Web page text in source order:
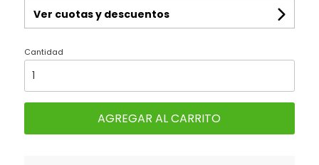
Ver cuotas y descuentos
Cantidad
AGREGAR AL CARRITO